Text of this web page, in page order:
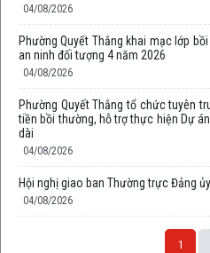
04/08/2026
Phường Quyết Thắng khai mạc lớp
an ninh đối tượng 4 năm 2026
04/08/2026
Phường Quyết Thắng tổ chức tuyên
tiền bồi thường, hỗ trợ thực hiện Dự
dài
04/08/2026
Hội nghị giao ban Thường trực Đảng
04/08/2026
1